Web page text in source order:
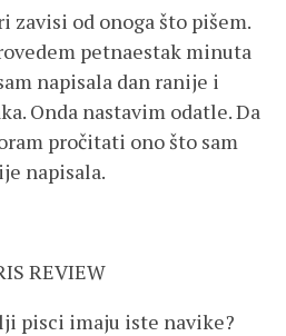
zavisi od onoga što pišem.
petnaestak minuta
napisala dan ranije i
Onda nastavim odatle. Da
pročitati ono što sam
napisala.
REVIEW
pisci imaju iste navike?